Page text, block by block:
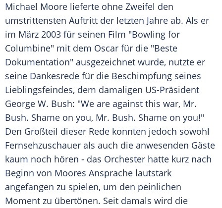
Michael Moore lieferte ohne Zweifel den
umstrittensten Auftritt der letzten Jahre ab. Als er
im März 2003 für seinen Film "Bowling for
Columbine" mit dem Oscar für die "Beste
Dokumentation" ausgezeichnet wurde, nutzte er
seine Dankesrede für die Beschimpfung seines
Lieblingsfeindes, dem damaligen US-Präsident
George W. Bush: "We are against this war, Mr.
Bush. Shame on you, Mr. Bush. Shame on you!"
Den Großteil dieser Rede konnten jedoch sowohl
Fernsehzuschauer als auch die anwesenden Gäste
kaum noch hören - das Orchester hatte kurz nach
Beginn von Moores Ansprache lautstark
angefangen zu spielen, um den peinlichen
Moment zu übertönen. Seit damals wird die